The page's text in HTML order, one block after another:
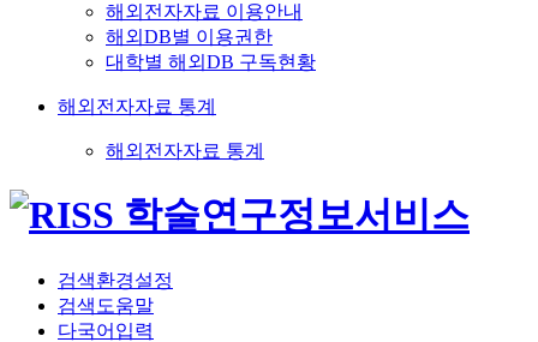
해외전자자료 이용안내
해외DB별 이용권한
대학별 해외DB 구독현황
해외전자자료 통계
해외전자자료 통계
검색환경설정
검색도움말
다국어입력